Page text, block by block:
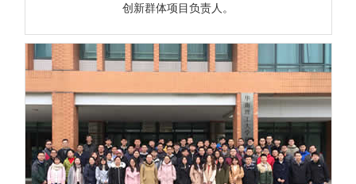
创新群体项目负责人。